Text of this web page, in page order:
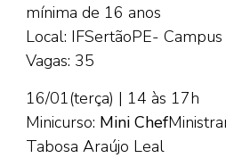
mínima de 16 anos
Local: IFSertãoPE-
Vagas: 35
16/01(terça) | 14 às 17h
Minicurso: Mini Chef
Tabosa Araújo Leal